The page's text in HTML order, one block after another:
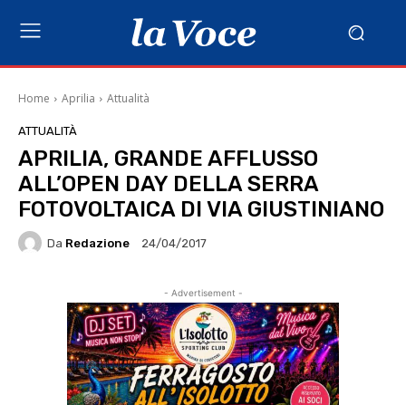
Home Aprilia Attualità
ATTUALITÀ
APRILIA, GRANDE AFFLUSSO
ALL’OPEN DAY DELLA SERRA
FOTOVOLTAICA DI VIA GIUSTINIANO
Da Redazione 24/04/2017
- Advertisement -